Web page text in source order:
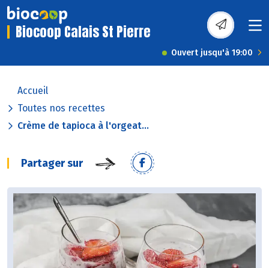
Biocoop Calais St Pierre
Ouvert jusqu'à 19:00
Accueil
Toutes nos recettes
Crème de tapioca à l'orgeat...
Partager sur